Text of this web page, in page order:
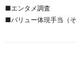
■エンタメ調査
■バリュー体現手当（そ